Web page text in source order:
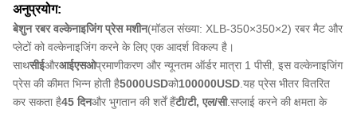
अनुप्रयोग:
बेशुन रबर वल्केनाइजिंग प्रेस मशीन(मॉडल संख्या: XLB-350×350×2) रबर मैट और
प्लेटों को वल्केनाइजिंग करने के लिए एक आदर्श विकल्प है।
साथसीईऔरआईएसओप्रमाणीकरण और न्यूनतम ऑर्डर मात्रा 1 पीसी, इस वल्केनाइजिंग
प्रेस की कीमत भिन्न होती है5000USDको100000USD .यह प्रेस भीतर वितरित
कर सकता है45 दिनऔर भुगतान की शर्तें हैंटी/टी, एल/सी.सप्लाई करने की क्षमता के